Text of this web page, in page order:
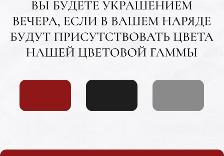
Имя и фамилия
Я приду/Мы придем
данных